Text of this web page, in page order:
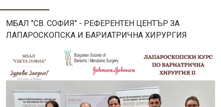
МБАЛ "СВ. СОФИЯ" - РЕФЕРЕНТЕН ЦЕНТЪР ЗА
ЛАПАРОСКОПСКА И БАРИАТРИЧНА ХИРУРГИЯ